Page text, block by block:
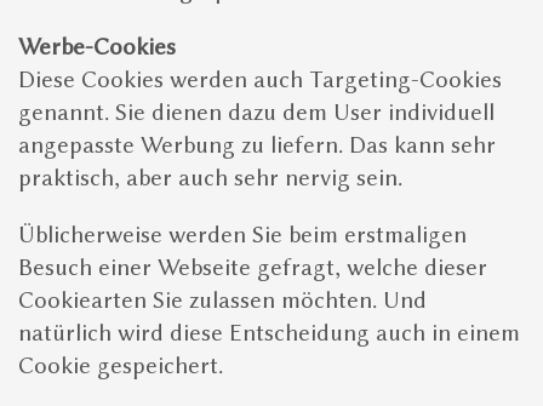
Werbe-Cookies
Diese Cookies werden auch Targeting-Cookies
genannt. Sie dienen dazu dem User individuell
angepasste Werbung zu liefern. Das kann sehr
praktisch, aber auch sehr nervig sein.
Üblicherweise werden Sie beim erstmaligen
Besuch einer Webseite gefragt, welche dieser
Cookiearten Sie zulassen möchten. Und
natürlich wird diese Entscheidung auch in einem
Cookie gespeichert.